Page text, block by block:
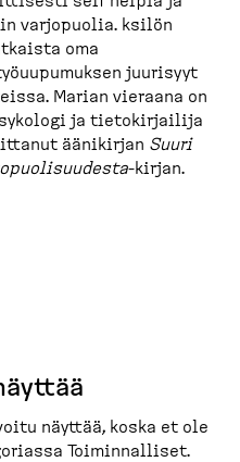
varjopuolia. ksilön
oma
juurisyyt
Marian vieraana on
ja tietokir­jailija
äänikirjan Suuri
-​kirjan.
näyttää, koska et ole
Toimin­nalliset.